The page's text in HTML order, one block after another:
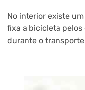
No interior existe
fixa a bicicleta pelos
durante o transporte.